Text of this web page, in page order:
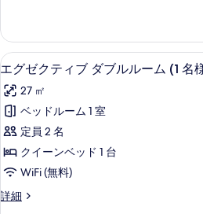
真
を
表
示
す
る
真
を
表
示
す
る
ル
ル
ー
ム
の
す
べ
て
の
ア
シ
ン
ル
ル
ー
ム
の
詳
細
エ
グ
ゼ
ク
テ
ィ
ダ
羽
7
エグゼクティブ ダブルルーム (1 名
27 ㎡
ベッドルーム 1 室
定員 2 名
クイーンベッド 1 台
WiFi (無料)
詳細
エ